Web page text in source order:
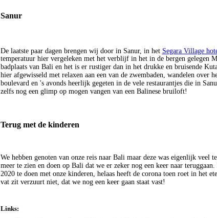
Sanur
De laatste paar dagen brengen wij door in Sanur, in het Segara Village
temperatuur hier vergeleken met het verblijf in het in de bergen gelegen
badplaats van Bali en het is er rustiger dan in het drukke en bruisende
hier afgewisseld met relaxen aan een van de zwembaden, wandelen over
boulevard en 's avonds heerlijk gegeten in de vele restaurantjes die in
zelfs nog een glimp op mogen vangen van een Balinese bruiloft!
Terug met de kinderen
We hebben genoten van onze reis naar Bali maar deze was eigenlijk veel
meer te zien en doen op Bali dat we er zeker nog een keer naar
2020 te doen met onze kinderen, helaas heeft de corona toen roet in het
vat zit verzuurt niet, dat we nog een keer gaan staat vast!
Links: